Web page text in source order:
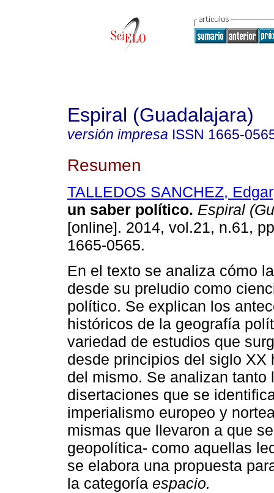
Espiral (Guadalajara)
versión impresa ISSN 1665-
Resumen
TALLEDOS SANCHEZ, Edgar
un saber político. Espiral
[online]. 2014, vol.21, n.61,
1665-0565.
En el texto se analiza cómo
desde su preludio como
político. Se explican los
históricos de la geografía
variedad de estudios que
desde principios del siglo XX
del mismo. Se analizan tanto
disertaciones que se
imperialismo europeo y
mismas que llevaron a que
geopolítica- como aquellas
se elabora una propuesta
la categoría espacio.